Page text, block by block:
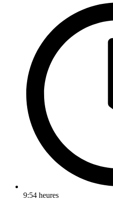
9:54 heures